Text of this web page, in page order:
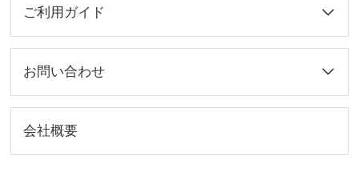
ご利用ガイド
お問い合わせ
会社概要